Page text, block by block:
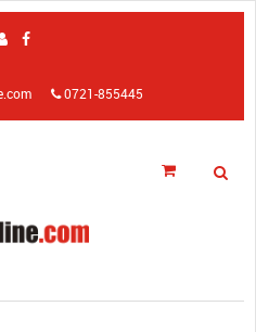
0721-855445